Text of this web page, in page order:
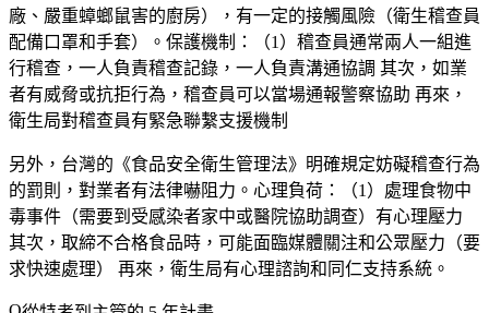
廠、嚴重蟑螂鼠害的廚房），有一定的接觸風險（衛生稽查員
配備口罩和手套）。保護機制：（1）稽查員通常兩人一組進
行稽查，一人負責稽查記錄，一人負責溝通協調 其次，如業
者有威脅或抗拒行為，稽查員可以當場通報警察協助 再來，
衛生局對稽查員有緊急聯繫支援機制
另外，台灣的《食品安全衛生管理法》明確規定妨礙稽查行為
的罰則，對業者有法律嚇阻力。心理負荷：（1）處理食物中
毒事件（需要到受感染者家中或醫院協助調查）有心理壓力
其次，取締不合格食品時，可能面臨媒體關注和公眾壓力（要
求快速處理） 再來，衛生局有心理諮詢和同仁支持系統。